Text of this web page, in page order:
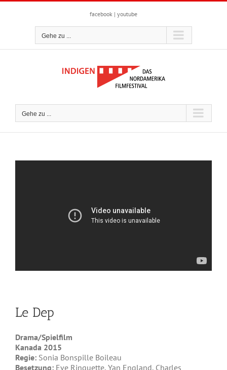
Zum
facebook | youtube
Gehe zu ...
Gehe zu ...
Le Dep
Drama/Spielfilm
Kanada 2015
Regie: Sonia Bonspille Boileau
Besetzung: Eve Ringuette, Yan England, Charles